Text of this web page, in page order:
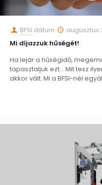
BFSI dátum
augusztus
Mi díjazzuk hűségét!
Ha lejár a hűségidő,
tapasztaljuk ezt… Mit tesz
akkor vált. Mi a BFSI-nél